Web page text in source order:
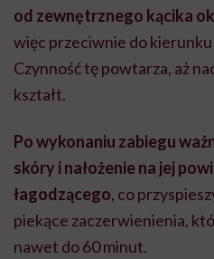
od zewnętrznego kącika
więc przeciwnie do
Czynność tę powtarza, aż
kształt.
Po wykonaniu zabiegu
skóry i nałożenie na jej
łagodzącego, co
piekące zaczerwienienia,
nawet do 60 minut.